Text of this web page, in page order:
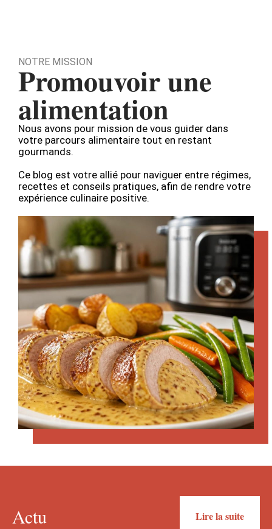
NOTRE MISSION
Promouvoir une
alimentation
Nous avons pour mission de vous guider dans
votre parcours alimentaire tout en restant
gourmands.
Ce blog est votre allié pour naviguer entre régimes,
recettes et conseils pratiques, afin de rendre votre
expérience culinaire positive.
Actu Lire la suite